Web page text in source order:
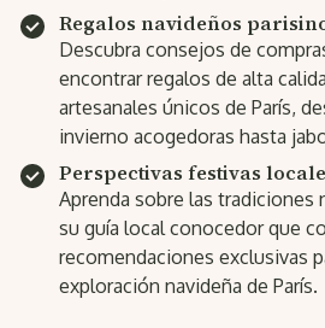
Regalos navideños
Descubra consejos de
encontrar regalos de alta
artesanales únicos de París,
invierno acogedoras hasta
Perspectivas festivas
Aprenda sobre las tradiciones
su guía local conocedor que
recomendaciones exclusivas
exploración navideña de París.